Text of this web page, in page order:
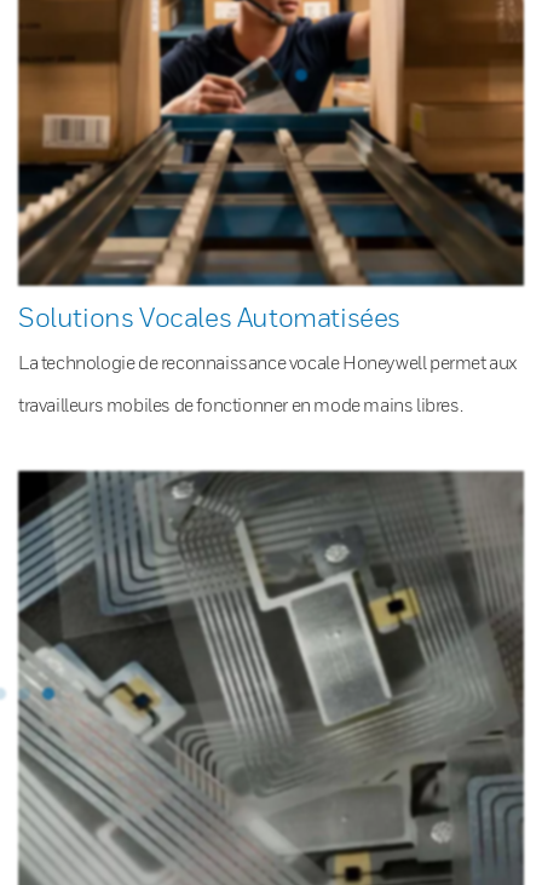
Solutions Vocales Automatisées
La technologie de reconnaissance vocale Honeywell permet aux
travailleurs mobiles de fonctionner en mode mains libres.